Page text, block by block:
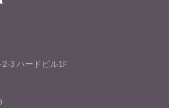
3 ハードビル1F